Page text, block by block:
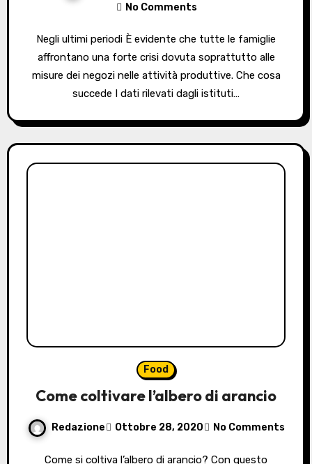
No Comments
Negli ultimi periodi È evidente che tutte le famiglie
affrontano una forte crisi dovuta soprattutto alle
misure dei negozi nelle attività produttive. Che cosa
succede I dati rilevati dagli istituti…
Food
Come coltivare l’albero di arancio
Redazione Ottobre 28, 2020 No Comments
Come si coltiva l’albero di arancio? Con questo